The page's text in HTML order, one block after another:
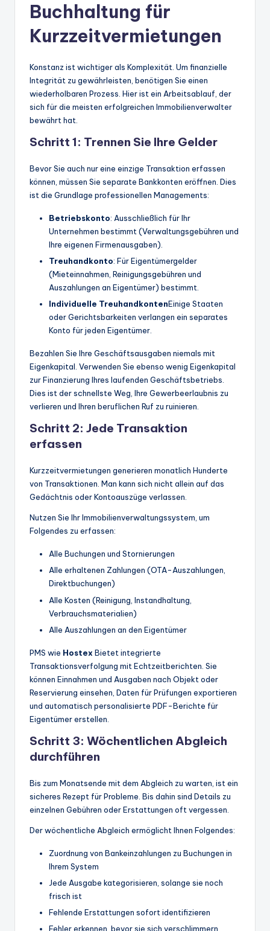
Buchhaltung für
Kurzzeitvermietungen
Konstanz ist wichtiger als Komplexität. Um finanzielle
Integrität zu gewährleisten, benötigen Sie einen
wiederholbaren Prozess. Hier ist ein Arbeitsablauf, der
sich für die meisten erfolgreichen Immobilienverwalter
bewährt hat.
Schritt 1: Trennen Sie Ihre Gelder
Bevor Sie auch nur eine einzige Transaktion erfassen
können, müssen Sie separate Bankkonten eröffnen. Dies
ist die Grundlage professionellen Managements:
Betriebskonto: Ausschließlich für Ihr
Unternehmen bestimmt (Verwaltungsgebühren und
Ihre eigenen Firmenausgaben).
Treuhandkonto: Für Eigentümergelder
(Mieteinnahmen, Reinigungsgebühren und
Auszahlungen an Eigentümer) bestimmt.
Individuelle TreuhandkontenEinige Staaten
oder Gerichtsbarkeiten verlangen ein separates
Konto für jeden Eigentümer.
Bezahlen Sie Ihre Geschäftsausgaben niemals mit
Eigenkapital. Verwenden Sie ebenso wenig Eigenkapital
zur Finanzierung Ihres laufenden Geschäftsbetriebs.
Dies ist der schnellste Weg, Ihre Gewerbeerlaubnis zu
verlieren und Ihren beruflichen Ruf zu ruinieren.
Schritt 2: Jede Transaktion
erfassen
Kurzzeitvermietungen generieren monatlich Hunderte
von Transaktionen. Man kann sich nicht allein auf das
Gedächtnis oder Kontoauszüge verlassen.
Nutzen Sie Ihr Immobilienverwaltungssystem, um
Folgendes zu erfassen:
Alle Buchungen und Stornierungen
Alle erhaltenen Zahlungen (OTA-Auszahlungen,
Direktbuchungen)
Alle Kosten (Reinigung, Instandhaltung,
Verbrauchsmaterialien)
Alle Auszahlungen an den Eigentümer
PMS wie Hostex Bietet integrierte
Transaktionsverfolgung mit Echtzeitberichten. Sie
können Einnahmen und Ausgaben nach Objekt oder
Reservierung einsehen, Daten für Prüfungen exportieren
und automatisch personalisierte PDF-Berichte für
Eigentümer erstellen.
Schritt 3: Wöchentlichen Abgleich
durchführen
Bis zum Monatsende mit dem Abgleich zu warten, ist ein
sicheres Rezept für Probleme. Bis dahin sind Details zu
einzelnen Gebühren oder Erstattungen oft vergessen.
Der wöchentliche Abgleich ermöglicht Ihnen Folgendes:
Zuordnung von Bankeinzahlungen zu Buchungen in
Ihrem System
Jede Ausgabe kategorisieren, solange sie noch
frisch ist
Fehlende Erstattungen sofort identifizieren
Fehler erkennen, bevor sie sich verschlimmern